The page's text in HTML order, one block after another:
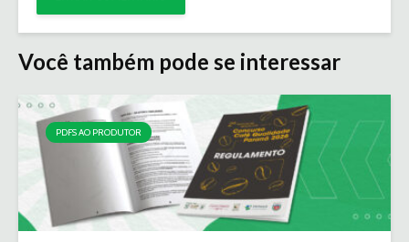
Você também pode se interessar
PDFS AO PRODUTOR